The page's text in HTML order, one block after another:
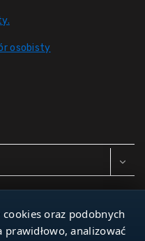
osobisty
oraz podobnych
prawidłowo, analizować